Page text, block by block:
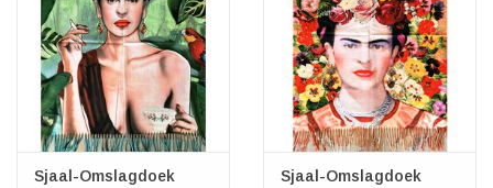
Sjaal-Omslagdoek
Sjaal-Omslagdoek